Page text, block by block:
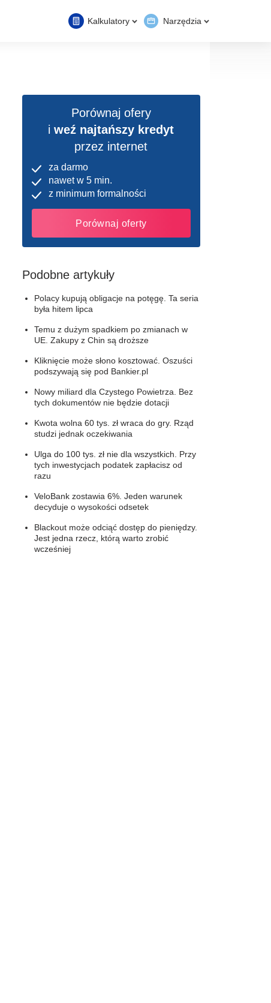
Kalkulatory Narzędzia
Porównaj ofery
iweź najtańszy kredyt
przez internet
za darmo
nawet w 5 min.
z minimum formalności
Porównaj oferty
Podobne artykuły
Polacy kupują obligacje na potęgę. Ta seria
była hitem lipca
Temu z dużym spadkiem po zmianach w
UE. Zakupy z Chin są droższe
Kliknięcie może słono kosztować. Oszuści
podszywają się pod Bankier.pl
Nowy miliard dla Czystego Powietrza. Bez
tych dokumentów nie będzie dotacji
Kwota wolna 60 tys. zł wraca do gry. Rząd
studzi jednak oczekiwania
Ulga do 100 tys. zł nie dla wszystkich. Przy
tych inwestycjach podatek zapłacisz od
razu
VeloBank zostawia 6%. Jeden warunek
decyduje o wysokości odsetek
Blackout może odciąć dostęp do pieniędzy.
Jest jedna rzecz, którą warto zrobić
wcześniej